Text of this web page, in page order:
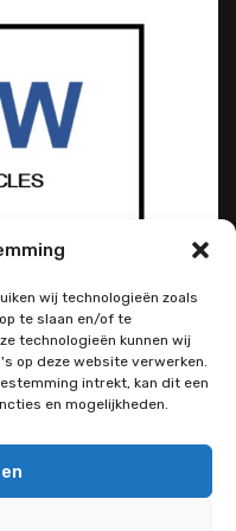
wij technologieën zoals
te slaan en/of te
technologieën kunnen wij
op deze website verwerken.
intrekt, kan dit een
en mogelijkheden.